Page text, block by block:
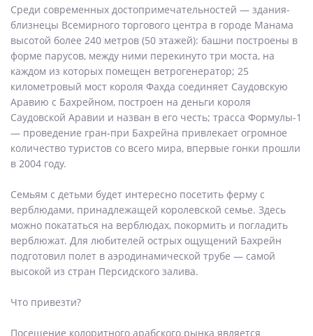
Среди современных достопримечательностей — здания-
близнецы Всемирного торгового центра в городе Манама
высотой более 240 метров (50 этажей): башни построены в
форме парусов, между ними перекинуто три моста, на
каждом из которых помещен ветрогенератор; 25
километровый мост короля Фахда соединяет Саудовскую
Аравию с Бахрейном, построен на деньги короля
Саудовской Аравии и назван в его честь; трасса Формулы-1
— проведение гран-при Бахрейна привлекает огромное
количество туристов со всего мира, впервые гонки прошли
в 2004 году.
Семьям с детьми будет интересно посетить ферму с
верблюдами, принадлежащей королевской семье. Здесь
можно покататься на верблюдах, покормить и погладить
верблюжат. Для любителей острых ощущений Бахрейн
подготовил полет в аэродинамической трубе — самой
высокой из стран Персидского залива.
Что привезти?
Посещение колоритного арабского рынка является